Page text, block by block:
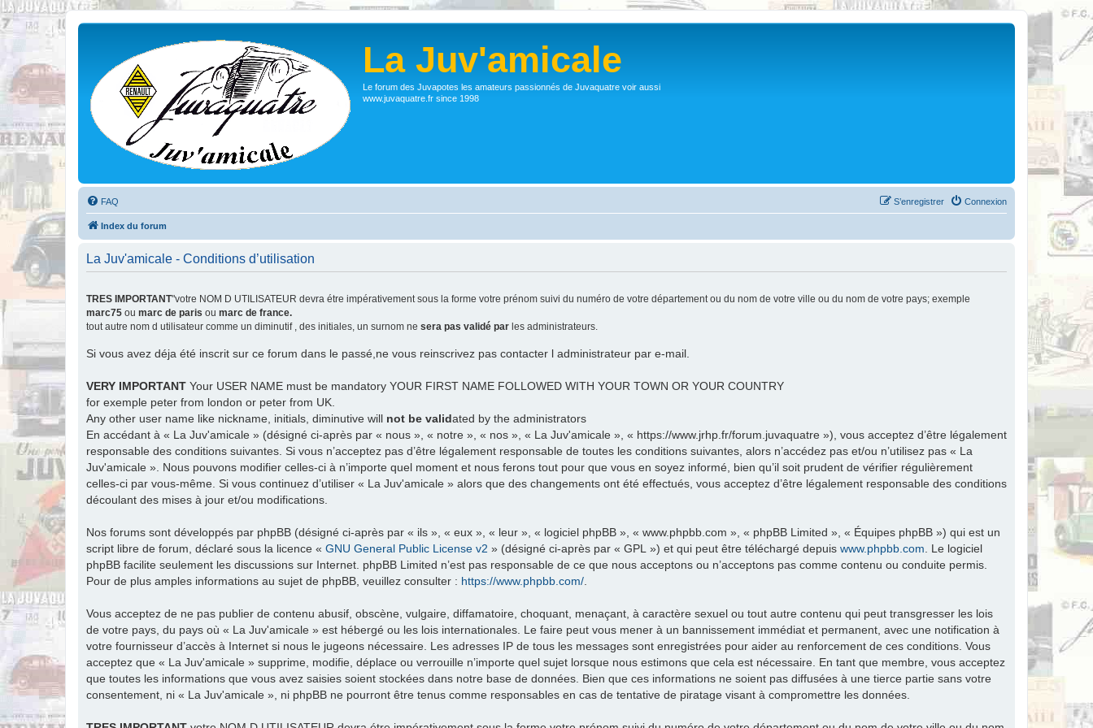
La Juv'amicale
Le forum des Juvapotes les amateurs passionnés de Juvaquatre voir aussi
www.juvaquatre.fr since 1998
FAQ Connexion
S’enregistrer
Index du forum
La Juv'amicale - Conditions d’utilisation
TRES IMPORTANT"votre NOM D UTILISATEUR devra étre impérativement sous la forme votre prénom suivi du numéro de votre département ou du nom de votre ville ou du nom de votre pays; exemple
marc75 ou marc de paris ou marc de france.
tout autre nom d utilisateur comme un diminutif , des initiales, un surnom ne sera pas validé par les administrateurs.
Si vous avez déja été inscrit sur ce forum dans le passé,ne vous reinscrivez pas contacter l administrateur par e-mail.
VERY IMPORTANT Your USER NAME must be mandatory YOUR FIRST NAME FOLLOWED WITH YOUR TOWN OR YOUR COUNTRY
for exemple peter from london or peter from UK.
Any other user name like nickname, initials, diminutive will not be validated by the administrators
En accédant à « La Juv'amicale » (désigné ci-après par « nous », « notre », « nos », « La Juv'amicale », « https://www.jrhp.fr/forum.juvaquatre »), vous acceptez d’être légalement
responsable des conditions suivantes. Si vous n’acceptez pas d’être légalement responsable de toutes les conditions suivantes, alors n’accédez pas et/ou n’utilisez pas « La
Juv'amicale ». Nous pouvons modifier celles-ci à n’importe quel moment et nous ferons tout pour que vous en soyez informé, bien qu’il soit prudent de vérifier régulièrement
celles-ci par vous-même. Si vous continuez d’utiliser « La Juv'amicale » alors que des changements ont été effectués, vous acceptez d’être légalement responsable des conditions
découlant des mises à jour et/ou modifications.
Nos forums sont développés par phpBB (désigné ci-après par « ils », « eux », « leur », « logiciel phpBB », « www.phpbb.com », « phpBB Limited », « Équipes phpBB ») qui est un
script libre de forum, déclaré sous la licence « GNU General Public License v2 » (désigné ci-après par « GPL ») et qui peut être téléchargé depuis www.phpbb.com. Le logiciel
phpBB facilite seulement les discussions sur Internet. phpBB Limited n’est pas responsable de ce que nous acceptons ou n’acceptons pas comme contenu ou conduite permis.
Pour de plus amples informations au sujet de phpBB, veuillez consulter : https://www.phpbb.com/.
Vous acceptez de ne pas publier de contenu abusif, obscène, vulgaire, diffamatoire, choquant, menaçant, à caractère sexuel ou tout autre contenu qui peut transgresser les lois
de votre pays, du pays où « La Juv'amicale » est hébergé ou les lois internationales. Le faire peut vous mener à un bannissement immédiat et permanent, avec une notification à
votre fournisseur d’accès à Internet si nous le jugeons nécessaire. Les adresses IP de tous les messages sont enregistrées pour aider au renforcement de ces conditions. Vous
acceptez que « La Juv'amicale » supprime, modifie, déplace ou verrouille n’importe quel sujet lorsque nous estimons que cela est nécessaire. En tant que membre, vous acceptez
que toutes les informations que vous avez saisies soient stockées dans notre base de données. Bien que ces informations ne soient pas diffusées à une tierce partie sans votre
consentement, ni « La Juv'amicale », ni phpBB ne pourront être tenus comme responsables en cas de tentative de piratage visant à compromettre les données.